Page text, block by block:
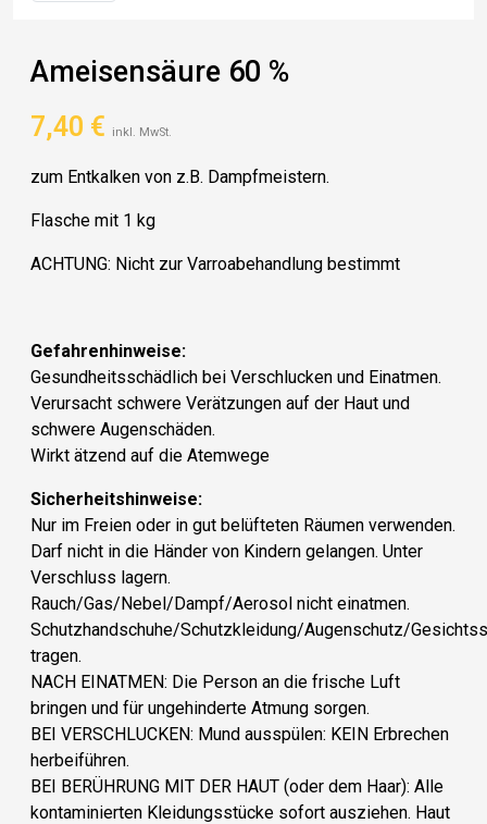
Ameisensäure 60 %
7,40 € inkl. MwSt.
zum Entkalken von z.B. Dampfmeistern.
Flasche mit 1 kg
ACHTUNG: Nicht zur Varroabehandlung bestimmt
Gefahrenhinweise:
Gesundheitsschädlich bei Verschlucken und Einatmen.
Verursacht schwere Verätzungen auf der Haut und
schwere Augenschäden.
Wirkt ätzend auf die Atemwege
Sicherheitshinweise:
Nur im Freien oder in gut belüfteten Räumen verwenden.
Darf nicht in die Händer von Kindern gelangen. Unter
Verschluss lagern.
Rauch/Gas/Nebel/Dampf/Aerosol nicht einatmen.
Schutzhandschuhe/Schutzkleidung/Augenschutz/
tragen.
NACH EINATMEN: Die Person an die frische Luft
bringen und für ungehinderte Atmung sorgen.
BEI VERSCHLUCKEN: Mund ausspülen: KEIN Erbrechen
herbeiführen.
BEI BERÜHRUNG MIT DER HAUT (oder dem Haar): Alle
kontaminierten Kleidungsstücke sofort ausziehen. Haut